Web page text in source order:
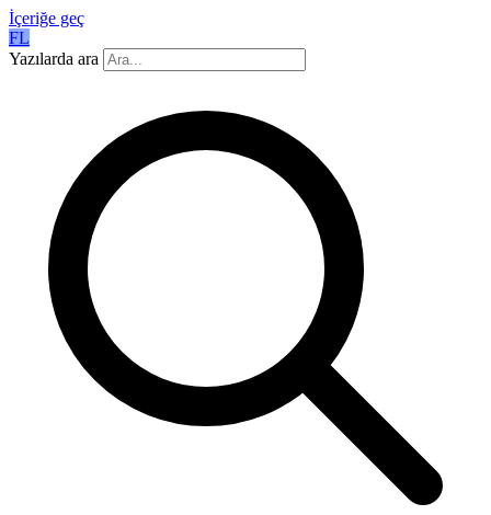
İçeriğe geç
FL
Yazılarda ara